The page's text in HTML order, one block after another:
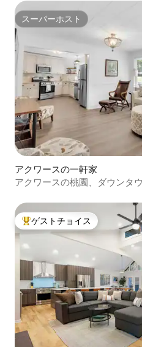
スーパーホスト
スーパーホスト
アクワースの一軒家
アクワースの桃園、ダウンタ
大好評のゲストチョイスです。
ゲストチョイス